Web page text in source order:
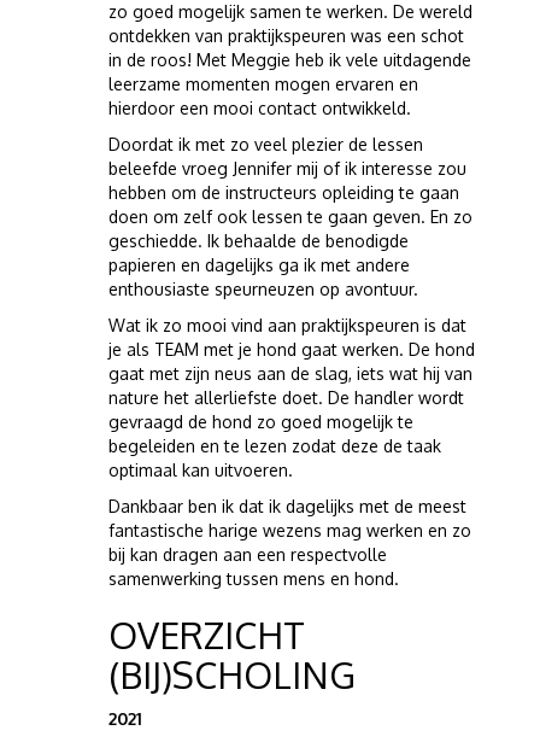
zo goed mogelijk samen te werken. De wereld
ontdekken van praktijkspeuren was een schot
in de roos! Met Meggie heb ik vele uitdagende
leerzame momenten mogen ervaren en
hierdoor een mooi contact ontwikkeld.
Doordat ik met zo veel plezier de lessen
beleefde vroeg Jennifer mij of ik interesse zou
hebben om de instructeurs opleiding te gaan
doen om zelf ook lessen te gaan geven. En zo
geschiedde. Ik behaalde de benodigde
papieren en dagelijks ga ik met andere
enthousiaste speurneuzen op avontuur.
Wat ik zo mooi vind aan praktijkspeuren is dat
je als TEAM met je hond gaat werken. De hond
gaat met zijn neus aan de slag, iets wat hij van
nature het allerliefste doet. De handler wordt
gevraagd de hond zo goed mogelijk te
begeleiden en te lezen zodat deze de taak
optimaal kan uitvoeren.
Dankbaar ben ik dat ik dagelijks met de meest
fantastische harige wezens mag werken en zo
bij kan dragen aan een respectvolle
samenwerking tussen mens en hond.
OVERZICHT
(BIJ)SCHOLING
2021